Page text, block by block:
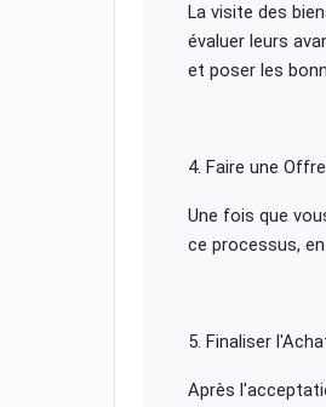
La visite des
évaluer leurs
et poser les
4. Faire une Offre
Une fois que
ce processus,
5. Finaliser
Après